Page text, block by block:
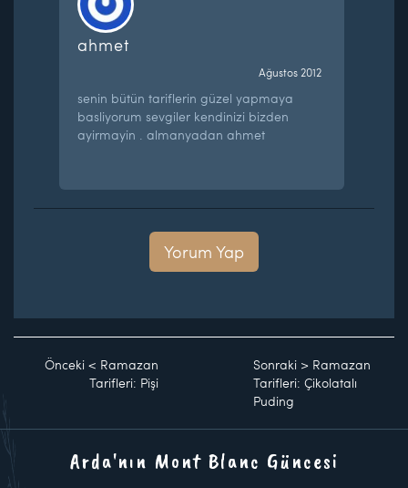
ahmet
Ağustos 2012
senin bütün tariflerin güzel yapmaya
basliyorum sevgiler kendinizi bizden
ayirmayin . almanyadan ahmet
Yorum Yap
Önceki < Ramazan
Tarifleri: Pişi
Sonraki > Ramazan
Tarifleri: Çikolatalı
Puding
Arda'nın Mont Blanc Güncesi